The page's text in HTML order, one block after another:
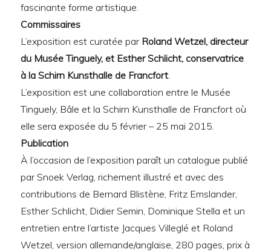
fascinante forme artistique.
Commissaires
L’exposition est curatée par Roland Wetzel, directeur
du Musée Tinguely, et Esther Schlicht, conservatrice
à la Schirn Kunsthalle de Francfort.
L’exposition est une collaboration entre le Musée
Tinguely, Bâle et la Schirn Kunsthalle de Francfort où
elle sera exposée du 5 février – 25 mai 2015.
Publication
À l’occasion de l’exposition paraît un catalogue publié
par Snoek Verlag, richement illustré et avec des
contributions de Bernard Blistène, Fritz Emslander,
Esther Schlicht, Didier Semin, Dominique Stella et un
entretien entre l’artiste Jacques Villeglé et Roland
Wetzel, version allemande/anglaise, 280 pages, prix à